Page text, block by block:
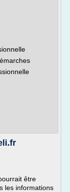
être
les informations